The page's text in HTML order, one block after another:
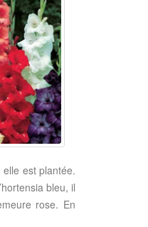
est plantée.
bleu, il
rose. En